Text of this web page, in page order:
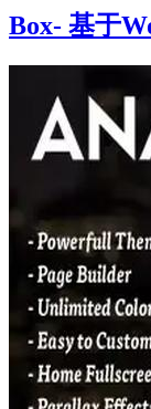
Box- 基于